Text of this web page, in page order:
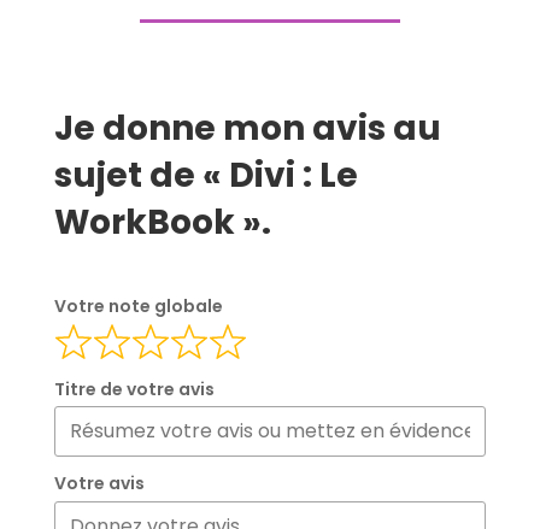
Je donne mon avis au
sujet de « Divi : Le
WorkBook ».
Votre note globale
Titre de votre avis
Votre avis